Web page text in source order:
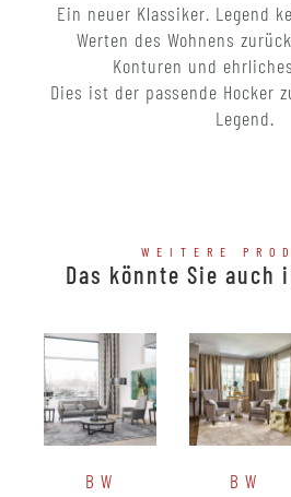
Ein neuer Klassiker. Legend
Werten des Wohnens
Konturen und
Dies ist der passende Hocker
Legend.
WEITERE
Das könnte Sie auch
BW
BW